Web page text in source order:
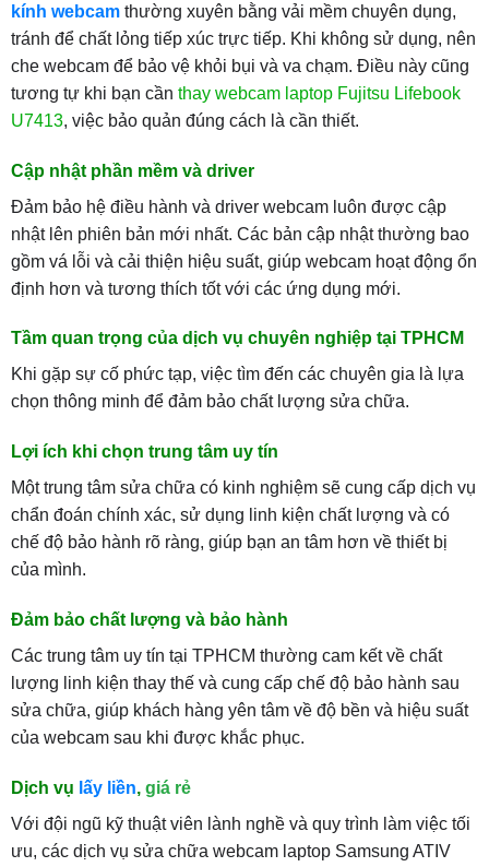
kính webcamthường xuyên bằng vải mềm chuyên dụng,
tránh để chất lỏng tiếp xúc trực tiếp. Khi không sử dụng, nên
che webcam để bảo vệ khỏi bụi và va chạm. Điều này cũng
tương tự khi bạn cần thay webcam laptop Fujitsu Lifebook
U7413, việc bảo quản đúng cách là cần thiết.
Cập nhật phần mềm và driver
Đảm bảo hệ điều hành và driver webcam luôn được cập
nhật lên phiên bản mới nhất. Các bản cập nhật thường bao
gồm vá lỗi và cải thiện hiệu suất, giúp webcam hoạt động ổn
định hơn và tương thích tốt với các ứng dụng mới.
Tầm quan trọng của dịch vụ chuyên nghiệp tại TPHCM
Khi gặp sự cố phức tạp, việc tìm đến các chuyên gia là lựa
chọn thông minh để đảm bảo chất lượng sửa chữa.
Lợi ích khi chọn trung tâm uy tín
Một trung tâm sửa chữa có kinh nghiệm sẽ cung cấp dịch vụ
chẩn đoán chính xác, sử dụng linh kiện chất lượng và có
chế độ bảo hành rõ ràng, giúp bạn an tâm hơn về thiết bị
của mình.
Đảm bảo chất lượng và bảo hành
Các trung tâm uy tín tại TPHCM thường cam kết về chất
lượng linh kiện thay thế và cung cấp chế độ bảo hành sau
sửa chữa, giúp khách hàng yên tâm về độ bền và hiệu suất
của webcam sau khi được khắc phục.
Dịch vụ lấy liền, giá rẻ
Với đội ngũ kỹ thuật viên lành nghề và quy trình làm việc tối
ưu, các dịch vụ sửa chữa webcam laptop Samsung ATIV